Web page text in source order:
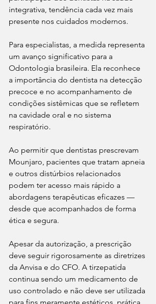
integrativa, tendência cada vez mais
presente nos cuidados modernos.
Para especialistas, a medida representa
um avanço significativo para a
Odontologia brasileira. Ela reconhece
a importância do dentista na detecção
precoce e no acompanhamento de
condições sistêmicas que se refletem
na cavidade oral e no sistema
respiratório.
Ao permitir que dentistas prescrevam
Mounjaro, pacientes que tratam apneia
e outros distúrbios relacionados
podem ter acesso mais rápido a
abordagens terapêuticas eficazes —
desde que acompanhados de forma
ética e segura.
Apesar da autorização, a prescrição
deve seguir rigorosamente as diretrizes
da Anvisa e do CFO. A tirzepatida
continua sendo um medicamento de
uso controlado e não deve ser utilizada